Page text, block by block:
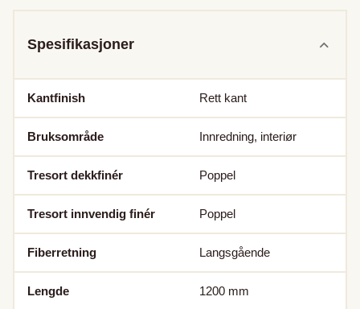
Spesifikasjoner
Kantfinish Rett kant
Bruksområde Innredning, interiør
Tresort dekkfinér Poppel
Tresort innvendig finér Poppel
Fiberretning Langsgående
Lengde 1200 mm